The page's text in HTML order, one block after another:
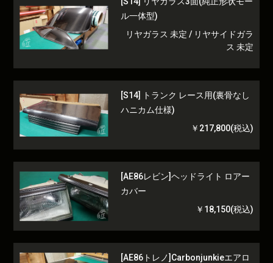
ル一体型)
リヤガラス 未定 / リヤサイドガラ
ス 未定
[S14] トランク レース用(裏骨なし
ハニカム仕様)
￥217,800(税込)
[AE86レビン]ヘッドライト ロアー
カバー
￥18,150(税込)
[AE86トレノ]Carbonjunkieエアロ